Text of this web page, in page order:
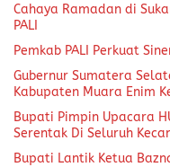
Cahaya Ramadan di
PALI
Pemkab PALI Perkuat
Gubernur Sumatera
Kabupaten Muara Enim
Bupati Pimpin Upacara
Serentak Di Seluruh
Bupati Lantik Ketua